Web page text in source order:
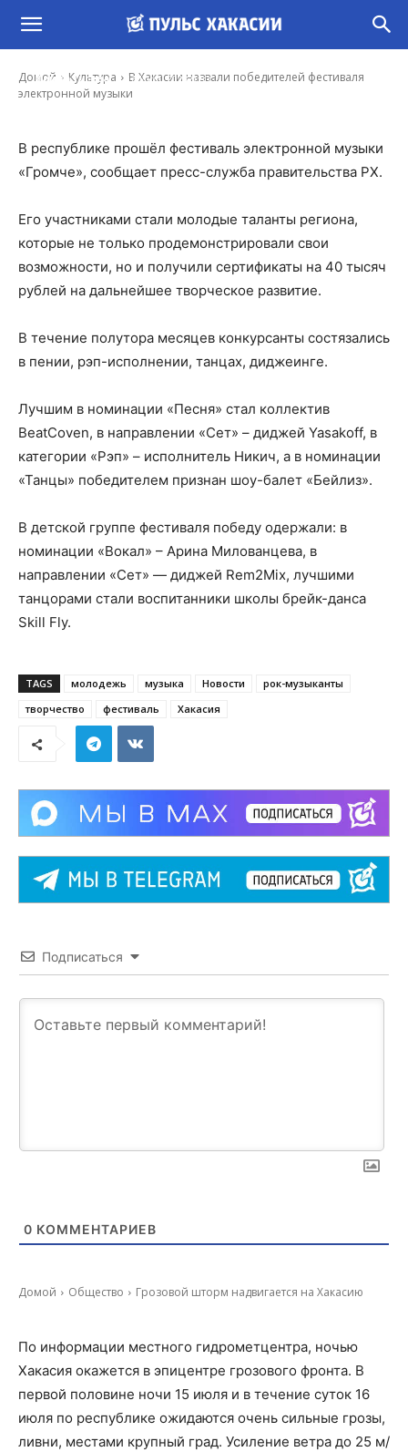
Домой Культура
В Хакасии назвали победителей фестиваля
электронной музыки
В Хакасии назвали победителей фестиваля
электронной музыки
Ирина Гусева 16 Июл, 2023 9:00
В республике прошёл фестиваль электронной музыки
«Громче», сообщает пресс-служба правительства РХ.
Его участниками стали молодые таланты региона,
которые не только продемонстрировали свои
возможности, но и получили сертификаты на 40 тысяч
рублей на дальнейшее творческое развитие.
В течение полутора месяцев конкурсанты состязались
в пении, рэп-исполнении, танцах, диджеинге.
Лучшим в номинации «Песня» стал коллектив
BeatCoven, в направлении «Сет» – диджей Yasakoff, в
категории «Рэп» – исполнитель Никич, а в номинации
«Танцы» победителем признан шоу-балет «Бейлиз».
В детской группе фестиваля победу одержали: в
номинации «Вокал» – Арина Милованцева, в
направлении «Сет» — диджей Rem2Mix, лучшими
танцорами стали воспитанники школы брейк-данса
Skill Fly.
TAGS молодежь музыка Новости
рок-музыканты
творчество
фестиваль Хакасия
Подписаться
0 КОММЕНТАРИЕВ